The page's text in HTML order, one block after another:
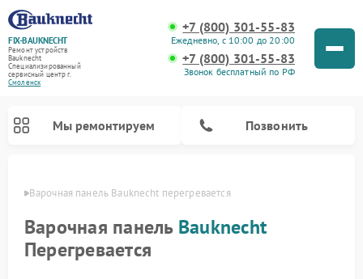
FIX-BAUKNECHT
Ремонт устройств
Bauknecht
Специализированный
cервисный центр г.
Смоленск
+7 (800) 301-55-83
Ежедневно, с 10:00 до 20:00
+7 (800) 301-55-83
Звонок бесплатный по РФ
Мы ремонтируем Позвонить
Варочная панель Bauknecht перегревается
Варочная панель Bauknecht
Перегревается